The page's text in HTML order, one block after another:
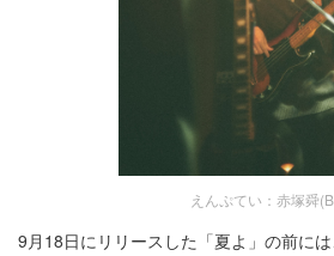
えんぷてい：赤塚舜
9月18日にリリースした「夏よ」の前に